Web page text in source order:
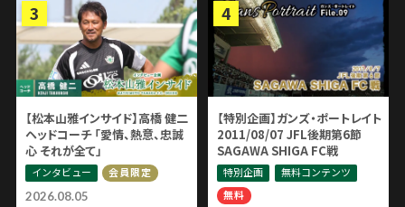
2026.08.05
【松本山雅インサイド】高橋 健二
ヘッドコーチ 「愛情、熱意、忠誠
心 それが全て」
インタビュー 会員限定
【特別企画】ガンズ・ポートレイト
2011/08/07 JFL後期第6節
SAGAWA SHIGA FC戦
特別企画
無料コンテンツ
無料